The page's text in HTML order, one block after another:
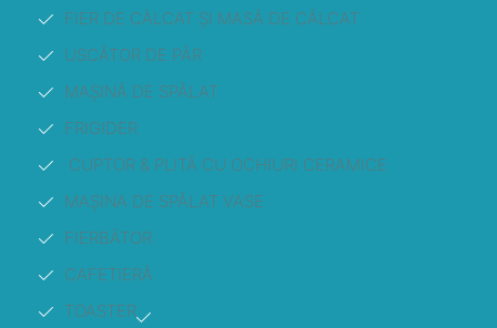
FIER DE CĂLCAT ȘI MASĂ DE CĂLCAT
USCĂTOR DE PĂR
MAȘINĂ DE SPĂLAT
FRIGIDER
CUPTOR & PLITĂ CU OCHIURI CERAMICE
MAȘINA DE SPĂLAT VASE
FIERBĂTOR
CAFETIERĂ
TOASTER